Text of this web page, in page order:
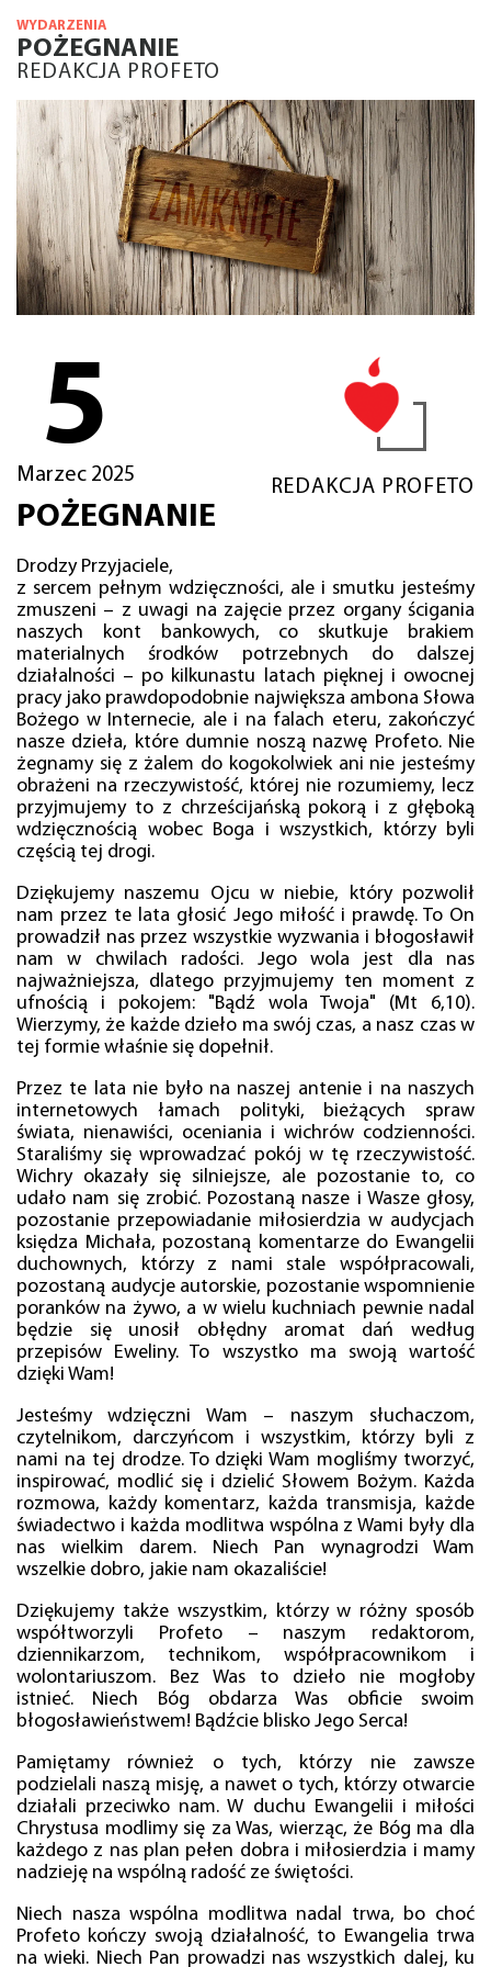
WYDARZENIA
POŻEGNANIE
REDAKCJA PROFETO
5
Marzec 2025
REDAKCJA PROFETO
POŻEGNANIE
Drodzy Przyjaciele,
z sercem pełnym wdzięczności, ale i smutku jesteśmy
zmuszeni – z uwagi na zajęcie przez organy ścigania
naszych kont bankowych, co skutkuje brakiem
materialnych środków potrzebnych do dalszej
działalności – po kilkunastu latach pięknej i owocnej
pracy jako prawdopodobnie największa ambona Słowa
Bożego w Internecie, ale i na falach eteru, zakończyć
nasze dzieła, które dumnie noszą nazwę Profeto. Nie
żegnamy się z żalem do kogokolwiek ani nie jesteśmy
obrażeni na rzeczywistość, której nie rozumiemy, lecz
przyjmujemy to z chrześcijańską pokorą i z głęboką
wdzięcznością wobec Boga i wszystkich, którzy byli
częścią tej drogi.
Dziękujemy naszemu Ojcu w niebie, który pozwolił
nam przez te lata głosić Jego miłość i prawdę. To On
prowadził nas przez wszystkie wyzwania i błogosławił
nam w chwilach radości. Jego wola jest dla nas
najważniejsza, dlatego przyjmujemy ten moment z
ufnością i pokojem: "Bądź wola Twoja" (Mt 6,10).
Wierzymy, że każde dzieło ma swój czas, a nasz czas w
tej formie właśnie się dopełnił.
Przez te lata nie było na naszej antenie i na naszych
internetowych łamach polityki, bieżących spraw
świata, nienawiści, oceniania i wichrów codzienności.
Staraliśmy się wprowadzać pokój w tę rzeczywistość.
Wichry okazały się silniejsze, ale pozostanie to, co
udało nam się zrobić. Pozostaną nasze i Wasze głosy,
pozostanie przepowiadanie miłosierdzia w audycjach
księdza Michała, pozostaną komentarze do Ewangelii
duchownych, którzy z nami stale współpracowali,
pozostaną audycje autorskie, pozostanie wspomnienie
poranków na żywo, a w wielu kuchniach pewnie nadal
będzie się unosił obłędny aromat dań według
przepisów Eweliny. To wszystko ma swoją wartość
dzięki Wam!
Jesteśmy wdzięczni Wam – naszym słuchaczom,
czytelnikom, darczyńcom i wszystkim, którzy byli z
nami na tej drodze. To dzięki Wam mogliśmy tworzyć,
inspirować, modlić się i dzielić Słowem Bożym. Każda
rozmowa, każdy komentarz, każda transmisja, każde
świadectwo i każda modlitwa wspólna z Wami były dla
nas wielkim darem. Niech Pan wynagrodzi Wam
wszelkie dobro, jakie nam okazaliście!
Dziękujemy także wszystkim, którzy w różny sposób
współtworzyli Profeto – naszym redaktorom,
dziennikarzom, technikom, współpracownikom i
wolontariuszom. Bez Was to dzieło nie mogłoby
istnieć. Niech Bóg obdarza Was obficie swoim
błogosławieństwem! Bądźcie blisko Jego Serca!
Pamiętamy również o tych, którzy nie zawsze
podzielali naszą misję, a nawet o tych, którzy otwarcie
działali przeciwko nam. W duchu Ewangelii i miłości
Chrystusa modlimy się za Was, wierząc, że Bóg ma dla
każdego z nas plan pełen dobra i miłosierdzia i mamy
nadzieję na wspólną radość ze świętości.
Niech nasza wspólna modlitwa nadal trwa, bo choć
Profeto kończy swoją działalność, to Ewangelia trwa
na wieki. Niech Pan prowadzi nas wszystkich dalej, ku